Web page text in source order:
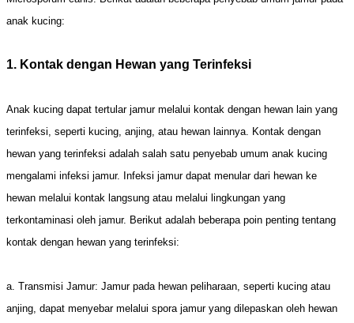
anak kucing:
1. Kontak dengan Hewan yang Terinfeksi
Anak kucing dapat tertular jamur melalui kontak dengan hewan lain yang
terinfeksi, seperti kucing, anjing, atau hewan lainnya. Kontak dengan
hewan yang terinfeksi adalah salah satu penyebab umum anak kucing
mengalami infeksi jamur. Infeksi jamur dapat menular dari hewan ke
hewan melalui kontak langsung atau melalui lingkungan yang
terkontaminasi oleh jamur. Berikut adalah beberapa poin penting tentang
kontak dengan hewan yang terinfeksi:
a. Transmisi Jamur: Jamur pada hewan peliharaan, seperti kucing atau
anjing, dapat menyebar melalui spora jamur yang dilepaskan oleh hewan